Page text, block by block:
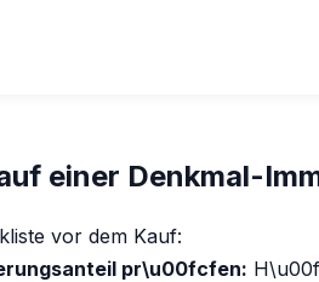
einer Denkmal-
vor dem Kauf:
pr\u00fcfen: